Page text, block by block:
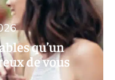
qu’un
de vous